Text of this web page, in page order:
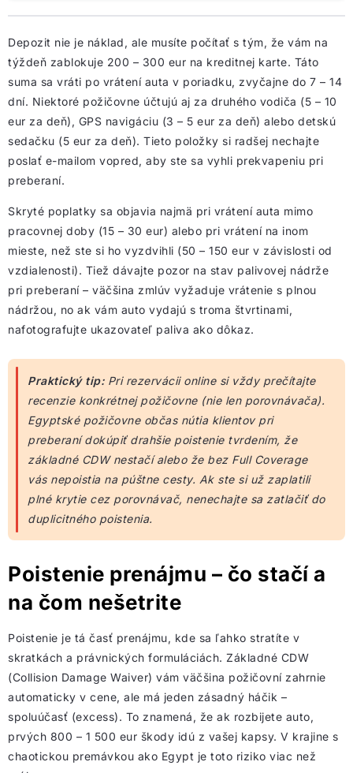
Depozit nie je náklad, ale musíte počítať s tým, že vám na
týždeň zablokuje 200 – 300 eur na kreditnej karte. Táto
suma sa vráti po vrátení auta v poriadku, zvyčajne do 7 – 14
dní. Niektoré požičovne účtujú aj za druhého vodiča (5 – 10
eur za deň), GPS navigáciu (3 – 5 eur za deň) alebo detskú
sedačku (5 eur za deň). Tieto položky si radšej nechajte
poslať e-mailom vopred, aby ste sa vyhli prekvapeniu pri
preberaní.
Skryté poplatky sa objavia najmä pri vrátení auta mimo
pracovnej doby (15 – 30 eur) alebo pri vrátení na inom
mieste, než ste si ho vyzdvihli (50 – 150 eur v závislosti od
vzdialenosti). Tiež dávajte pozor na stav palivovej nádrže
pri preberaní – väčšina zmlúv vyžaduje vrátenie s plnou
nádržou, no ak vám auto vydajú s troma štvrtinami,
nafotografujte ukazovateľ paliva ako dôkaz.
Praktický tip:Pri rezervácii online si vždy prečítajte
recenzie konkrétnej požičovne (nie len porovnávača).
Egyptské požičovne občas nútia klientov pri
preberaní dokúpiť drahšie poistenie tvrdením, že
základné CDW nestačí alebo že bez Full Coverage
vás nepoistia na púštne cesty. Ak ste si už zaplatili
plné krytie cez porovnávač, nenechajte sa zatlačiť do
duplicitného poistenia.
Poistenie prenájmu – čo stačí a
na čom nešetrite
Poistenie je tá časť prenájmu, kde sa ľahko stratíte v
skratkách a právnických formuláciách. Základné CDW
(Collision Damage Waiver) vám väčšina požičovní zahrnie
automaticky v cene, ale má jeden zásadný háčik –
spoluúčasť (excess). To znamená, že ak rozbijete auto,
prvých 800 – 1 500 eur škody idú z vašej kapsy. V krajine s
chaotickou premávkou ako Egypt je toto riziko viac než